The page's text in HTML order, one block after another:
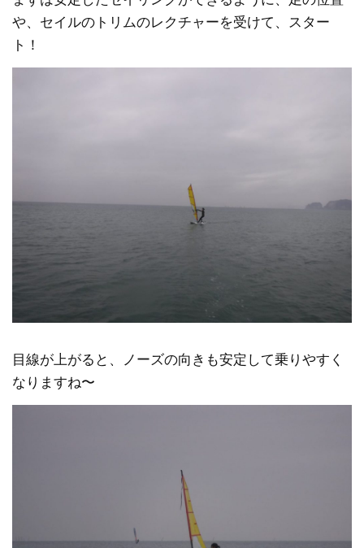
や、セイルのトリムのレクチャーを受けて、スター
ト！
目線が上がると、ノーズの向きも安定して乗りやすく
なりますね〜